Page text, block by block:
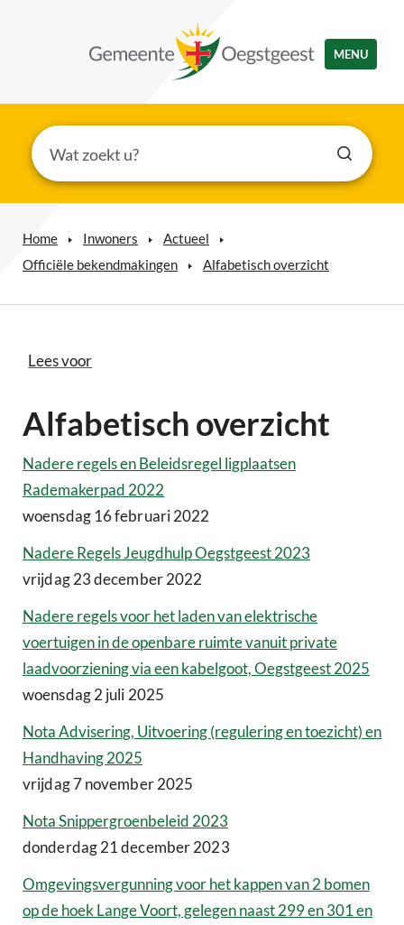
MENU
Home Inwoners
Actueel
Officiële bekendmakingen
Alfabetisch overzicht
Lees voor
Alfabetisch overzicht
Nadere regels en Beleidsregel ligplaatsen
Rademakerpad 2022
woensdag 16 februari 2022
Nadere Regels Jeugdhulp Oegstgeest 2023
vrijdag 23 december 2022
Nadere regels voor het laden van elektrische
voertuigen in de openbare ruimte vanuit private
laadvoorziening via een kabelgoot, Oegstgeest 2025
woensdag 2 juli 2025
Nota Advisering, Uitvoering (regulering en toezicht) en
Handhaving 2025
vrijdag 7 november 2025
Nota Snippergroenbeleid 2023
donderdag 21 december 2023
Omgevingsvergunning voor het kappen van 2 bomen
op de hoek Lange Voort, gelegen naast 299 en 301 en